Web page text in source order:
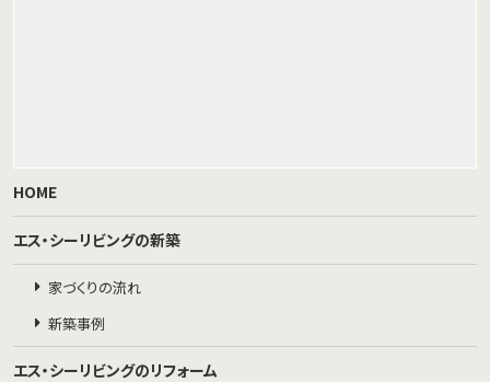
HOME
エス・シーリビングの新築
家づくりの流れ
新築事例
エス・シーリビングのリフォーム